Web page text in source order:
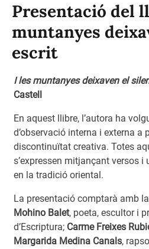
Presentació del
muntanyes
escrit
I les muntanyes deixaven el
Castell
En aquest llibre, l’autora ha
d’observació interna i externa a
discontinuïtat creativa. Totes
s’expressen mitjançant versos i
en la tradició oriental.
La presentació comptarà amb
Mohino Balet, poeta, escultor i
d’Escriptura; Carme Freixes
Margarida Medina Canals,